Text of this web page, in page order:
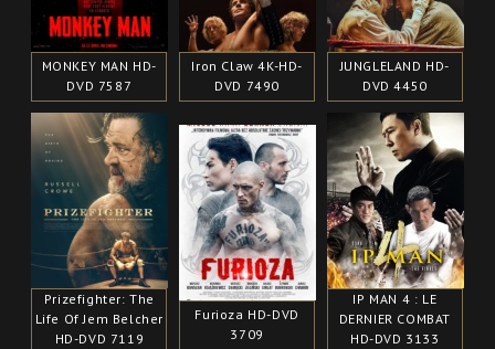
MONKEY MAN HD-
DVD 7587
Iron Claw 4K-HD-
DVD 7490
JUNGLELAND HD-
DVD 4450
Prizefighter: The
Life Of Jem Belcher
HD-DVD 7119
Furioza HD-DVD
3709
IP MAN 4 : LE
DERNIER COMBAT
HD-DVD 3133